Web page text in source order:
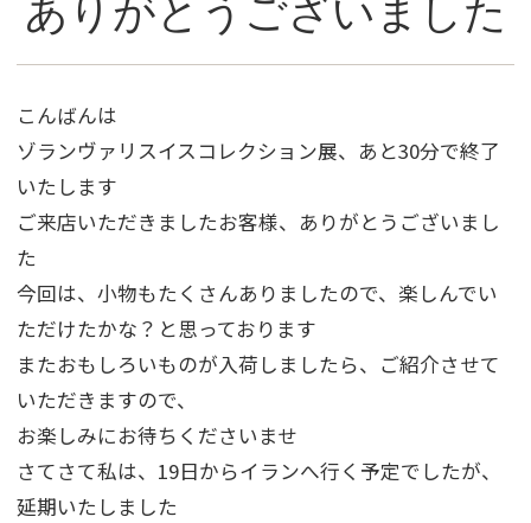
ありがとうございました
こんばんは
ゾランヴァリスイスコレクション展、あと30分で終了
いたします
ご来店いただきましたお客様、ありがとうございまし
た
今回は、小物もたくさんありましたので、楽しんでい
ただけたかな？と思っております
またおもしろいものが入荷しましたら、ご紹介させて
いただきますので、
お楽しみにお待ちくださいませ
さてさて私は、19日からイランへ行く予定でしたが、
延期いたしました